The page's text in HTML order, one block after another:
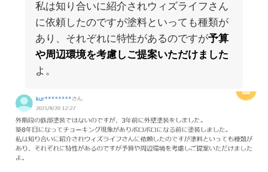
私は知り合いに紹介されウィズライフさん
に依頼したのですが塗料といっても種類が
あり、それぞれに特性があるのですが予算
や周辺環境を考慮しご提案いただけました
よ。